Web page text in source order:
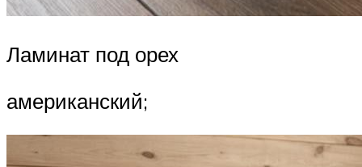
Ламинат под орех
американский;